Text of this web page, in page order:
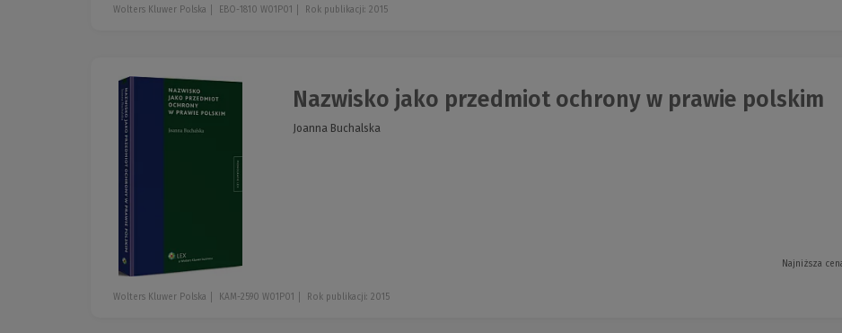
Wolters Kluwer Polska EBO-1810 W01P01 Rok publikacji: 2015
Nazwisko jako przedmiot ochrony w prawie polskim
Joanna Buchalska
Najniższa
Wolters Kluwer Polska KAM-2590 W01P01 Rok publikacji: 2015